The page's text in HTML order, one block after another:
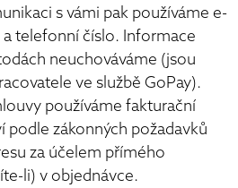
s vámi pak používáme e-
telefonní číslo. Informace
neuchováváme (jsou
ve službě GoPay).
používáme fakturační
podle zákonných požadavků
za účelem přímého
li) v objednávce.